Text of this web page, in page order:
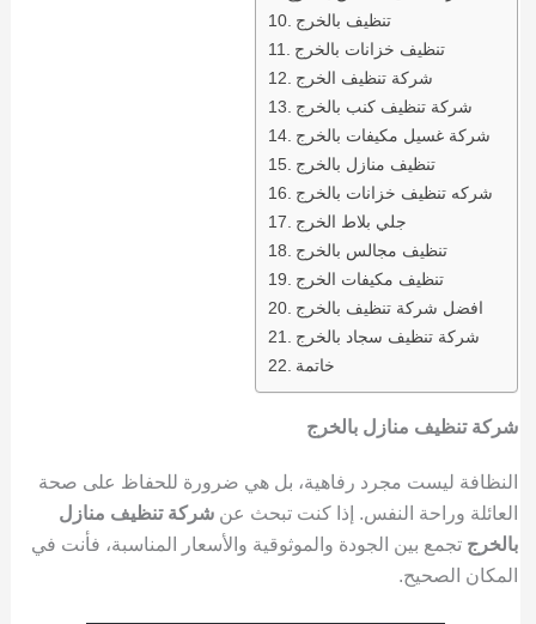
تنظيف بالخرج
تنظيف خزانات بالخرج
شركة تنظيف الخرج
شركة تنظيف كنب بالخرج
شركة غسيل مكيفات بالخرج
تنظيف منازل بالخرج
شركه تنظيف خزانات بالخرج
جلي بلاط الخرج
تنظيف مجالس بالخرج
تنظيف مكيفات الخرج
افضل شركة تنظيف بالخرج
شركة تنظيف سجاد بالخرج
خاتمة
شركة تنظيف منازل بالخرج
النظافة ليست مجرد رفاهية، بل هي ضرورة للحفاظ على صحة
العائلة وراحة النفس. إذا كنت تبحث عن شركة تنظيف منازل
بالخرج تجمع بين الجودة والموثوقية والأسعار المناسبة، فأنت في
المكان الصحيح.